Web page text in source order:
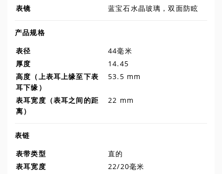
表镜
蓝宝石水晶玻璃，双面防眩
产品规格
表径
44毫米
厚度
14.45
高度（上表耳上缘至下表
耳下缘）
53.5 mm
表耳宽度（表耳之间的距
离）
22 mm
表链
表带类型
直的
表耳宽度
22/20毫米